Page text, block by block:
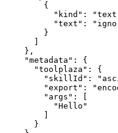
        {
"kind":
"text":
        }
      ]
    },
    "metadata": {
      "toolplaza": {
"skillId":
"export":
        "args": [
          "Hello"
        ]
      }